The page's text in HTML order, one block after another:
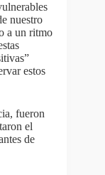
nuestro
a un ritmo
estos
fueron
el
de